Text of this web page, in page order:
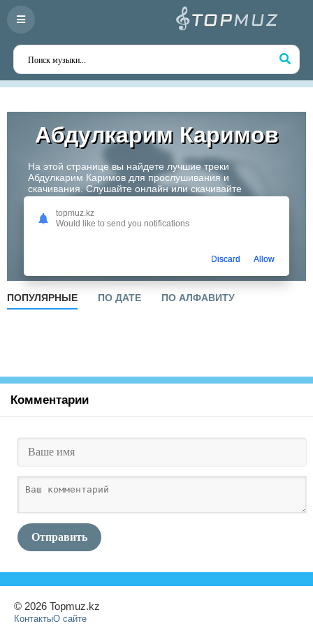
Абдулкарим Каримов
На этой странице вы найдете лучшие треки
Абдулкарим Каримов для прослушивания и
скачивания. Слушайте онлайн или скачивайте
любимые композиции в высоком качестве. Откройте
для себя творчество одного из самых перспективных
артистов Казахстана!
ПОПУЛЯРНЫЕ ПО ДАТЕ ПО АЛФАВИТУ
Комментарии
Отправить
© 2026 Topmuz.kz
КонтактыО сайте
topmuz.kz
Would like to send you notifications
Discard Allow